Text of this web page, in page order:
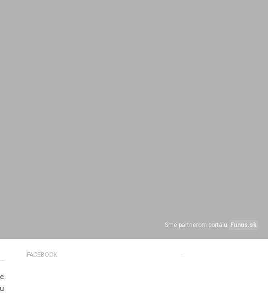
Sme partnerom portálu Funus.sk
FACEBOOK